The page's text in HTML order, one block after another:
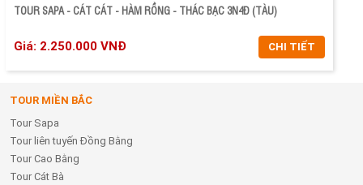
TOUR SAPA - CÁT CÁT - HÀM RỒNG - THÁC BẠC 3N4Đ (TÀU)
Giá: 2.250.000 VNĐ CHI TIẾT
TOUR MIỀN BẮC
Tour Sapa
Tour liên tuyến Đồng Bằng
Tour Cao Bằng
Tour Cát Bà